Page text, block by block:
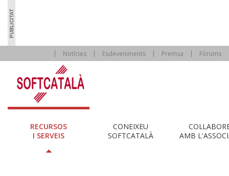
Notícies Esdeveniments Premsa Fòrums
RECURSOS
I SERVEIS
CONEIXEU
SOFTCATALÀ
AMB